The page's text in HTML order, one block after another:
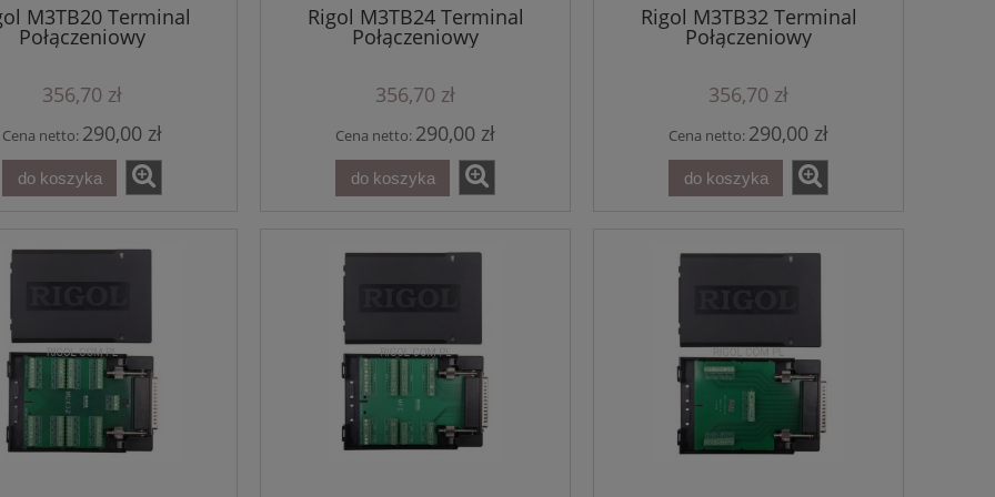
M3TB20 Terminal
Połączeniowy
356,70 zł
Cena netto: 290,00 zł
do koszyka
Rigol M3TB24 Terminal
Połączeniowy
356,70 zł
Cena netto: 290,00 zł
do koszyka
Rigol M3TB32 Terminal
Połączeniowy
356,70 zł
Cena netto: 290,00 zł
do koszyka